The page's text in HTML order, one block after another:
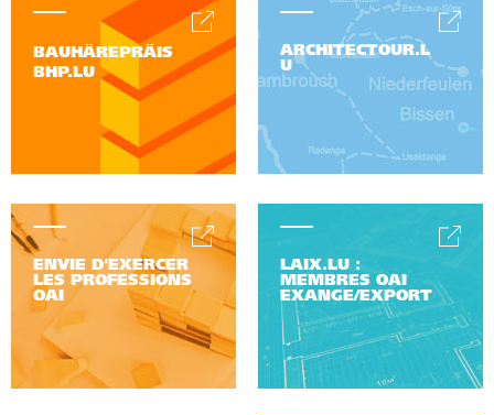
BAUHÄREPRÄIS
BHP.LU
ARCHITECTOUR.L
U
ENVIE D'EXERCER
LES PROFESSIONS
OAI
LAIX.LU :
MEMBRES OAI
EXANGE/EXPORT